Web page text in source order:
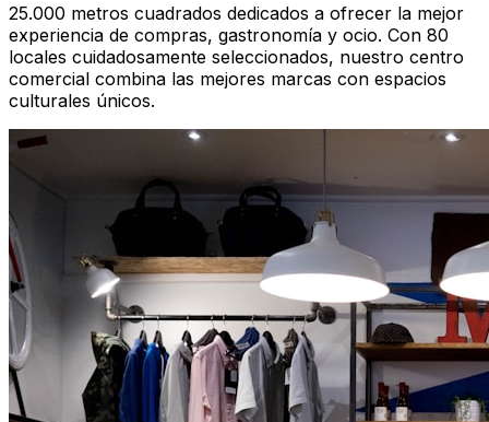
25.000 metros cuadrados dedicados a ofrecer la mejor
experiencia de compras, gastronomía y ocio. Con 80
locales cuidadosamente seleccionados, nuestro centro
comercial combina las mejores marcas con espacios
culturales únicos.